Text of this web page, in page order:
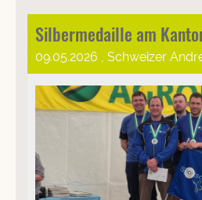
Silbermedaille am
09.05.2026 , Schweizer